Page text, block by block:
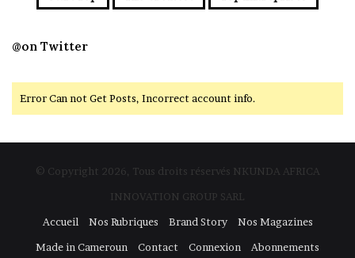
@on Twitter
Error Can not Get Posts, Incorrect account info.
© Copyright 2026, Tous droits réservés NKUNDA AFRICA
INNOVATION GROUP SARL
Accueil
Nos Rubriques Brand Story
Nos Magazines
Made in Cameroun
Contact Connexion Abonnements